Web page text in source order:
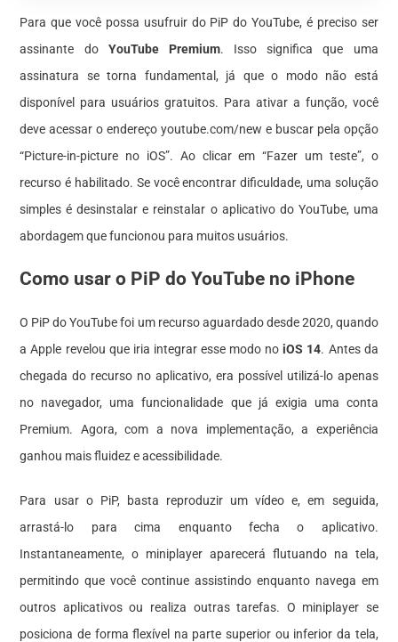
Para que você possa usufruir do PiP do YouTube, é preciso ser
assinante do YouTube Premium. Isso significa que uma
assinatura se torna fundamental, já que o modo não está
disponível para usuários gratuitos. Para ativar a função, você
deve acessar o endereço youtube.com/new e buscar pela opção
“Picture-in-picture no iOS”. Ao clicar em “Fazer um teste”, o
recurso é habilitado. Se você encontrar dificuldade, uma solução
simples é desinstalar e reinstalar o aplicativo do YouTube, uma
abordagem que funcionou para muitos usuários.
Como usar o PiP do YouTube no iPhone
O PiP do YouTube foi um recurso aguardado desde 2020, quando
a Apple revelou que iria integrar esse modo noiOS 14. Antes da
chegada do recurso no aplicativo, era possível utilizá-lo apenas
no navegador, uma funcionalidade que já exigia uma conta
Premium. Agora, com a nova implementação, a experiência
ganhou mais fluidez e acessibilidade.
Para usar o PiP, basta reproduzir um vídeo e, em seguida,
arrastá-lo para cima enquanto fecha o aplicativo.
Instantaneamente, o miniplayer aparecerá flutuando na tela,
permitindo que você continue assistindo enquanto navega em
outros aplicativos ou realiza outras tarefas. O miniplayer se
posiciona de forma flexível na parte superior ou inferior da tela,